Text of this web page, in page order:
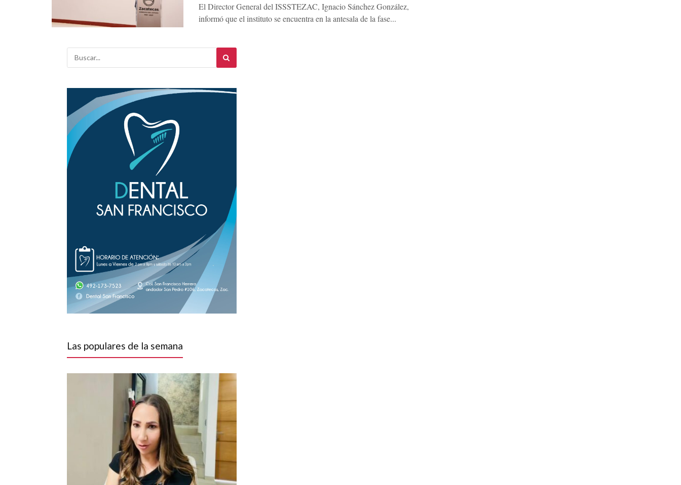
El Director General del ISSSTEZAC, Ignacio Sánchez González,
informó que el instituto se encuentra en la antesala de la fase...
Las populares de la semana